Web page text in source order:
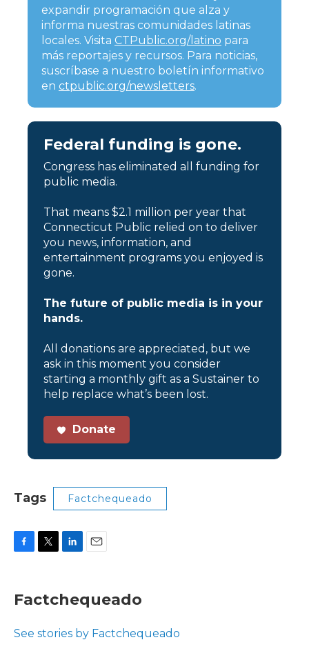
expandir programación que alza y
informa nuestras comunidades latinas
locales. Visita CTPublic.org/latino para
más reportajes y recursos. Para noticias,
suscríbase a nuestro boletín informativo
en ctpublic.org/newsletters.
Federal funding is gone.
Congress has eliminated all funding for
public media.
That means $2.1 million per year that
Connecticut Public relied on to deliver
you news, information, and
entertainment programs you enjoyed is
gone.
The future of public media is in your
hands.
All donations are appreciated, but we
ask in this moment you consider
starting a monthly gift as a Sustainer to
help replace what’s been lost.
Donate
Tags Factchequeado
e
b
o
t
t
r
k
e
I
i
l
Factchequeado
See stories by Factchequeado